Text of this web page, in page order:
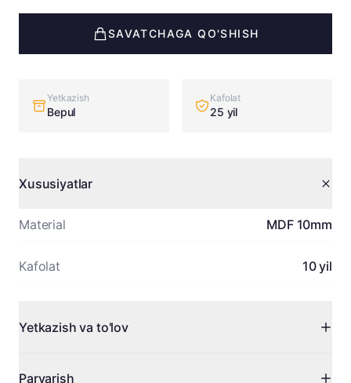
SAVATCHAGA QO'SHISH
Yetkazish
Bepul
Kafolat
25 yil
Xususiyatlar
Material MDF 10mm
Kafolat 10 yil
Yetkazish va to'lov
holda.
Parvarish